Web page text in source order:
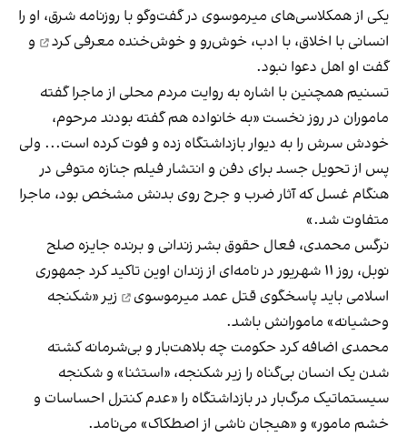
یکی از همکلاسی‌های میرموسوی در گفت‌وگو با روزنامه شرق، او را
انسانی با اخلاق، با ادب، خوش‌رو و خوش‌خنده معرفی کرد
و
گفت او اهل دعوا نبود.
تسنیم همچنین با اشاره به روایت مردم محلی از ماجرا گفته
ماموران در روز نخست «به خانواده هم گفته بودند مرحوم،
خودش سرش را به دیوار بازداشتگاه زده و فوت کرده است... ولی
پس از تحویل جسد برای دفن و انتشار فیلم جنازه متوفی در
هنگام غسل که آثار ضرب و جرح روی بدنش مشخص بود، ماجرا
متفاوت شد.»
نرگس محمدی، فعال حقوق بشر زندانی و برنده جایزه صلح
نوبل، روز ۱۱ شهریور در نامه‌ای از زندان اوین تاکید کرد جمهوری
اسلامی بایدپاسخگوی قتل عمد میرموسوی
زیر «شکنجه
وحشیانه» مامورانش باشد.
محمدی اضافه کرد حکومت چه بلاهت‌بار و بی‌شرمانه کشته
شدن یک انسان بی‌گناه را زیر شکنجه، «استثنا» و شکنجه
سیستماتیک مرگ‌بار در بازداشتگاه را «عدم کنترل احساسات و
خشم مامور» و «هیجان ناشی از اصطکاک» می‌نامد.